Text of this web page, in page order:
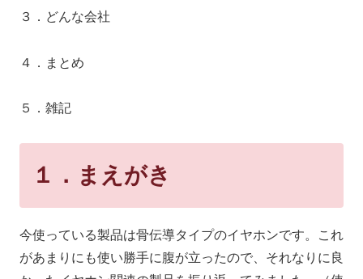
３．どんな会社
４．まとめ
５．雑記
１．まえがき
今使っている製品は骨伝導タイプのイヤホンです。これ
があまりにも使い勝手に腹が立ったので、それなりに良